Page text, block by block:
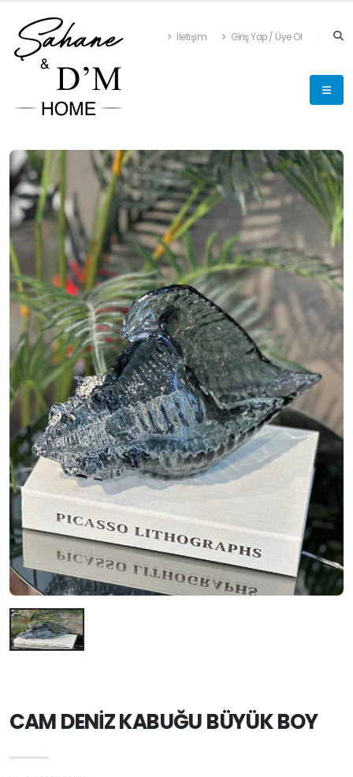
İletişim Giriş Yap / Üye Ol
CAM DENİZ KABUĞU BÜYÜK BOY